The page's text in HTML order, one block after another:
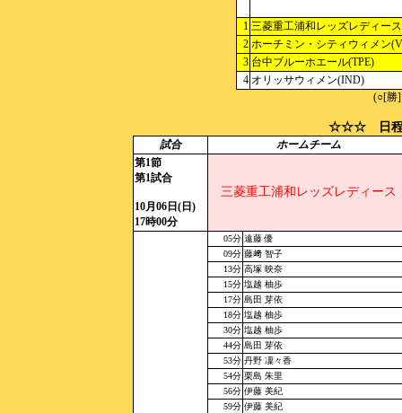
1 三菱重工浦和レッズレディース
2 ホーチミン・シティウィメン
3 台中ブルーホエール(TPE)
4 オリッサウィメン(IND)
(○[勝
☆☆☆ 日程
試合
ホームチーム
第1節
第1試合
10月06日(日)
17時00分
三菱重工浦和レッズレディース
05分 遠藤 優
09分 藤﨑 智子
13分 高塚 映奈
15分 塩越 柚歩
17分 島田 芽依
18分 塩越 柚歩
30分 塩越 柚歩
44分 島田 芽依
53分 丹野 凜々香
54分 栗島 朱里
56分 伊藤 美紀
59分 伊藤 美紀